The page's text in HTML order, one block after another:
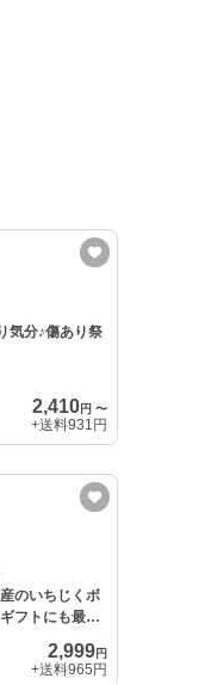
気分♪傷あり祭
2,410円〜
+送料931円
のいちじくボ
フトにも最適
2,999円
+送料965円